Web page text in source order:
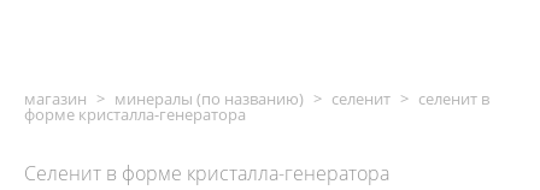
магазин > минералы (по названию) > селенит > селенит в
форме кристалла-генератора
Селенит в форме кристалла-генератора